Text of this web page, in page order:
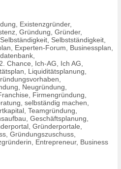
Existenzgründer,
Gründung, Gründer,
Selbstständigkeit,
Experten-Forum, Businessplan,
Chance, Ich-AG, Ich AG,
Liquiditätsplanung,
Neugründung,
Firmengründung,
selbständig machen,
Teamgründung,
Geschäftsplanung,
Gründerportale,
Gründungszuschuss,
Entrepreneur, Business